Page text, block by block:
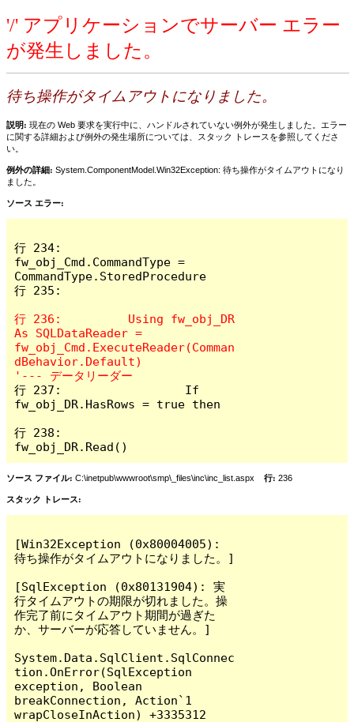
'/' アプリケーションでサーバー エラー
が発生しました。
待ち操作がタイムアウトになりました。
説明: 現在の Web 要求を実行中に、ハンドルされていない例外が発生しました。エラー
に関する詳細および例外の発生場所については、スタック トレースを参照してくださ
い。
例外の詳細: System.ComponentModel.Win32Exception: 待ち操作がタイムアウトになり
ました。
ソース エラー:
行 234:
fw_obj_Cmd.CommandType =
CommandType.StoredProcedure
行 235:
行 236:		Using fw_obj_DR
As SQLDataReader =
fw_obj_Cmd.ExecuteReader(Comman
dBehavior.Default)
行 237:			If
fw_obj_DR.HasRows = true then
行 238:
fw_obj_DR.Read()
ソース ファイル: C:\inetpub\wwwroot\smp\_files\inc\inc_list.aspx 行: 236
スタック トレース:
[Win32Exception (0x80004005):
待ち操作がタイムアウトになりました。]
[SqlException (0x80131904): 実
行タイムアウトの期限が切れました。操
作完了前にタイムアウト期間が過ぎた
か、サーバーが応答していません。]
System.Data.SqlClient.SqlConnec
tion.OnError(SqlException
exception, Boolean
breakConnection, Action`1
wrapCloseInAction) +3335312